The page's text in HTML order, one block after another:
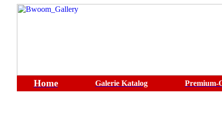
Home Galerie Katalog Premium-